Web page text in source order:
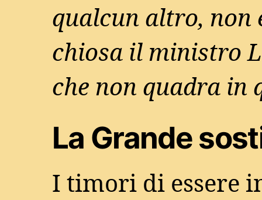
qualcun altro, non
chiosa il ministro
che non quadra in
La Grande
I timori di essere